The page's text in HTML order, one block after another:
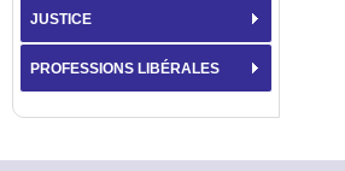
JUSTICE
PROFESSIONS LIBÉRALES